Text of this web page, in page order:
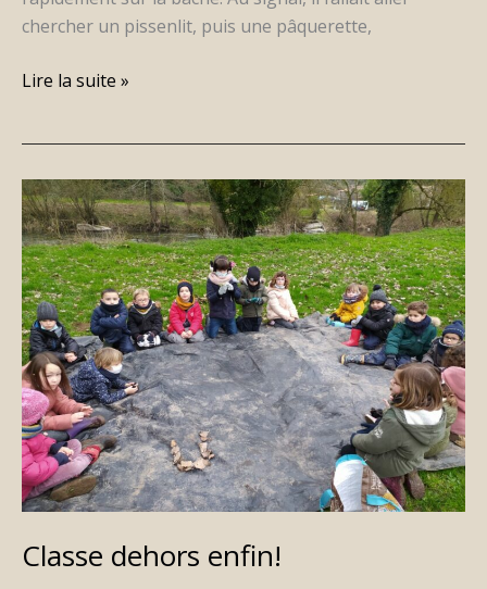
chercher un pissenlit, puis une pâquerette,
Lire la suite »
Classe dehors enfin!
Classe
dehors
enfin!